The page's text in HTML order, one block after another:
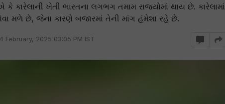
કારેલાની ખેતી ભારતના લગભગ તમામ રાજ્યોમાં થાય છે. કારેલામાં
મળે છે, જેના કારણે બજારમાં તેની માંગ હંમેશા રહે છે.
February, 2025 03:05 PM IST